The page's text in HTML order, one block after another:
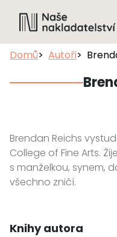
Domů Autoři
Brendan Reichs
College of Fine Arts.
s manželkou, synem,
všechno zničí.
Knihy autora